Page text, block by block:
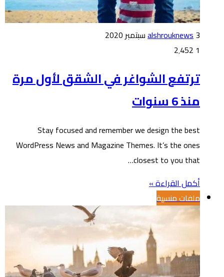
alshrouknews3 سبتمبر 2020
1
ترتفع الشواغر في الشقق لأول مرة
منذ 6 سنوات
Stay focused and remember we design the best
WordPress News and Magazine Themes. It’s the ones
closest to you that…
أكمل القراءة »
ملفات منسية